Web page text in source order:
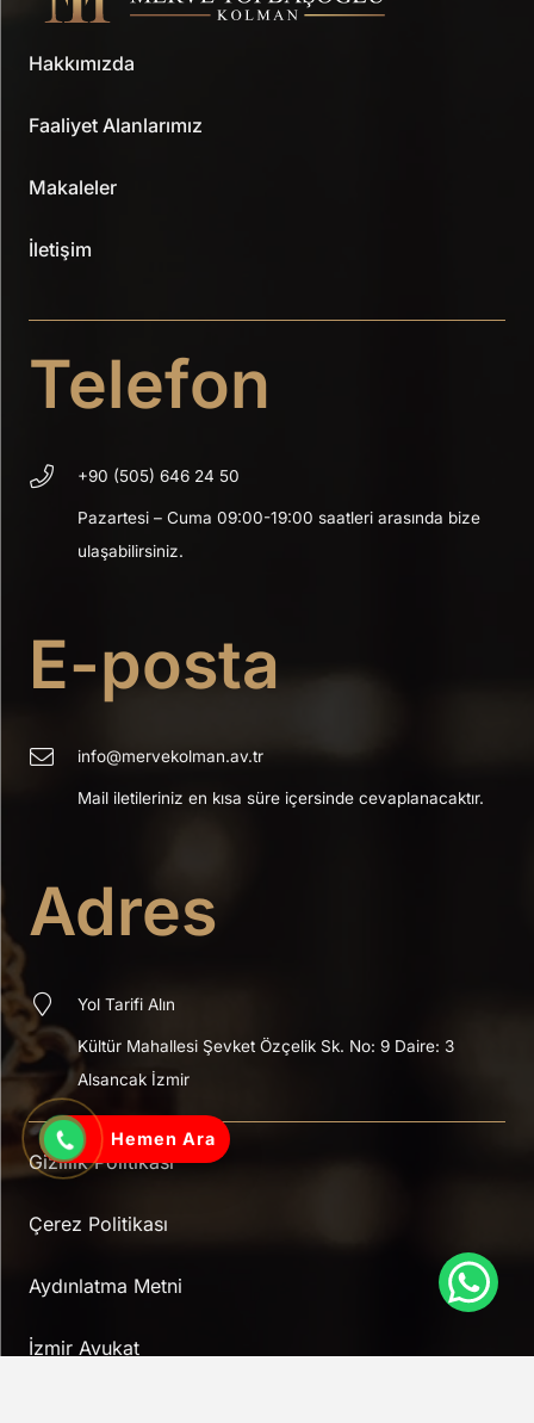
Hakkımızda
Faaliyet Alanlarımız
Makaleler
İletişim
Telefon
+90 (505) 646 24 50
Pazartesi – Cuma 09:00-19:00 saatleri arasında bize
ulaşabilirsiniz.
E-posta
info@mervekolman.av.tr
Mail iletileriniz en kısa süre içersinde cevaplanacaktır.
Adres
Yol Tarifi Alın
Kültür Mahallesi Şevket Özçelik Sk. No: 9 Daire: 3
Alsancak İzmir
Gizlilik Politikası
Çerez Politikası
Aydınlatma Metni
İzmir Avukat
Hemen Ara